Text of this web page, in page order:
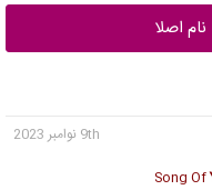
اصلا
9th نوامبر 2023
Song Of